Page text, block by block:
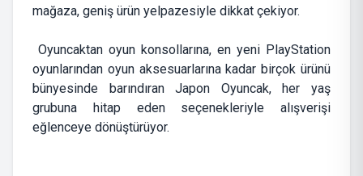
mağaza, geniş ürün yelpazesiyle dikkat çekiyor.
Oyuncaktan oyun konsollarına, en yeni PlayStation
oyunlarından oyun aksesuarlarına kadar birçok ürünü
bünyesinde barındıran Japon Oyuncak, her yaş
grubuna hitap eden seçenekleriyle alışverişi
eğlenceye dönüştürüyor.